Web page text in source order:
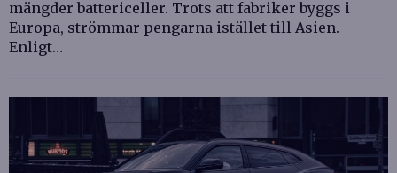
mängder battericeller. Trots att fabriker byggs i
Europa, strömmar pengarna istället till Asien.
Enligt…